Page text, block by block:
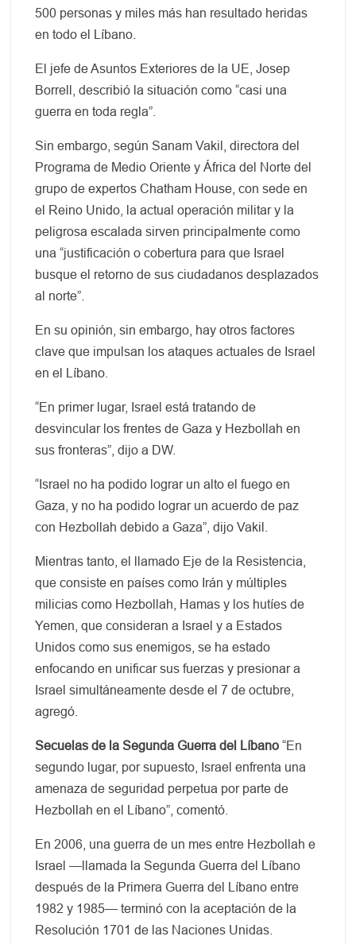
500 personas y miles más han resultado heridas
en todo el Líbano.
El jefe de Asuntos Exteriores de la UE, Josep
Borrell, describió la situación como “casi una
guerra en toda regla”.
Sin embargo, según Sanam Vakil, directora del
Programa de Medio Oriente y África del Norte del
grupo de expertos Chatham House, con sede en
el Reino Unido, la actual operación militar y la
peligrosa escalada sirven principalmente como
una “justificación o cobertura para que Israel
busque el retorno de sus ciudadanos desplazados
al norte”.
En su opinión, sin embargo, hay otros factores
clave que impulsan los ataques actuales de Israel
en el Líbano.
“En primer lugar, Israel está tratando de
desvincular los frentes de Gaza y Hezbollah en
sus fronteras”, dijo a DW.
“Israel no ha podido lograr un alto el fuego en
Gaza, y no ha podido lograr un acuerdo de paz
con Hezbollah debido a Gaza”, dijo Vakil.
Mientras tanto, el llamado Eje de la Resistencia,
que consiste en países como Irán y múltiples
milicias como Hezbollah, Hamas y los hutíes de
Yemen, que consideran a Israel y a Estados
Unidos como sus enemigos, se ha estado
enfocando en unificar sus fuerzas y presionar a
Israel simultáneamente desde el 7 de octubre,
agregó.
Secuelas de la Segunda Guerra del Líbano “En
segundo lugar, por supuesto, Israel enfrenta una
amenaza de seguridad perpetua por parte de
Hezbollah en el Líbano”, comentó.
En 2006, una guerra de un mes entre Hezbollah e
Israel —llamada la Segunda Guerra del Líbano
después de la Primera Guerra del Líbano entre
1982 y 1985— terminó con la aceptación de la
Resolución 1701 de las Naciones Unidas.